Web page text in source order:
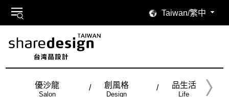
Taiwan/繁中
優沙龍
Salon
創風格
Design
品生活
Life